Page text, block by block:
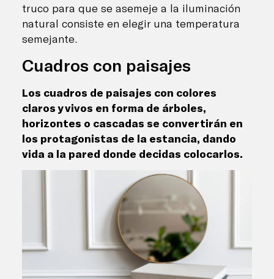
truco para que se asemeje a la iluminación
natural consiste en elegir una temperatura
semejante.
Cuadros con paisajes
Los cuadros de paisajes con colores
claros y vivos en forma de árboles,
horizontes o cascadas se convertirán en
los protagonistas de la estancia, dando
vida a la pared donde decidas colocarlos.